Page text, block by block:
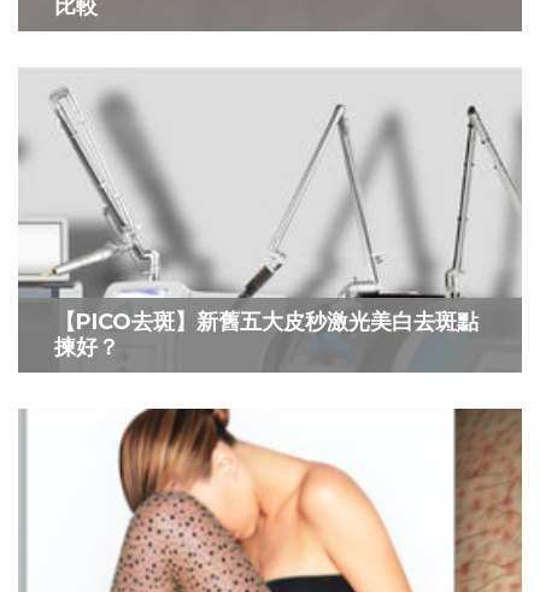
比較
【PICO去斑】新舊五大皮秒激光美白去斑點
揀好？